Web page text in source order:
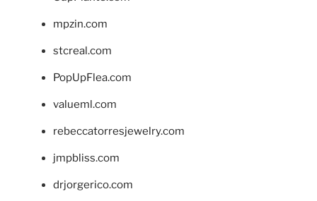
mpzin.com
stcreal.com
PopUpFlea.com
valueml.com
rebeccatorresjewelry.com
jmpbliss.com
drjorgerico.com